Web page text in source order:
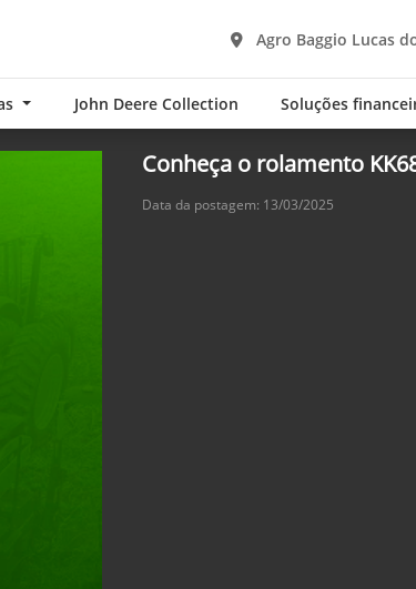
Agro Baggio Lucas
John Deere Collection Soluções
Conheça o rolamento
Data da postagem: 13/03/2025